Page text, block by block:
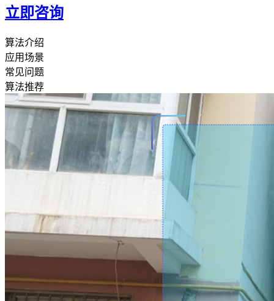
立即咨询
算法介绍
应用场景
常见问题
算法推荐